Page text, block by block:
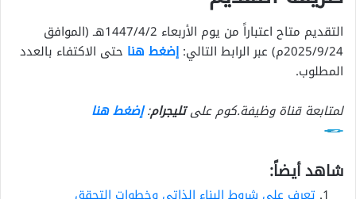
التقديم متاح اعتباراً من يوم الأربعاء 1447/4/2هـ (الموافق
2025/9/24م) عبر الرابط التالي:
إضغط هنا حتى الاكتفاء بالعدد
المطلوب.
لمتابعة قناة وظيفة.كوم علىتليجرام:إضغط هنا
شاهد أيضاً: